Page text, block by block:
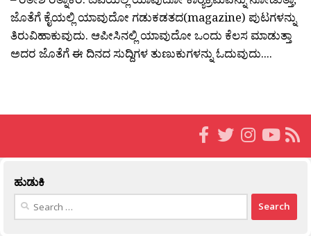
ಜೊತೆಗೆ ಕೈಯಲ್ಲಿ ಯಾವುದೋ ಗಡುಕಡತದ(magazine) ಪುಟಗಳನ್ನು
ತಿರುವಿಹಾಕುವುದು. ಆಪೀಸಿನಲ್ಲಿ ಯಾವುದೋ ಒಂದು ಕೆಲಸ ಮಾಡುತ್ತಾ
ಅದರ ಜೊತೆಗೆ ಈ ದಿನದ ಸುದ್ದಿಗಳ ತುಣುಕುಗಳನ್ನು ಓದುವುದು....
ಹುಡುಕಿ
Search